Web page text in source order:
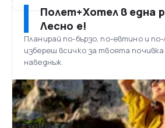
Полет+Хотел в една
Лесно е!
Планирай по-бързо, по-евтино и
избереш всичко за твоята
наведнъж.
Мнения